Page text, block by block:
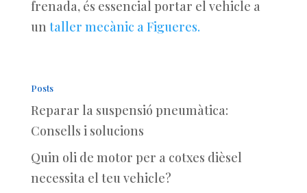
frenada, és essencial portar el vehicle a
un taller mecànic a Figueres.
Posts
Reparar la suspensió pneumàtica:
Consells i solucions
Quin oli de motor per a cotxes dièsel
necessita el teu vehicle?